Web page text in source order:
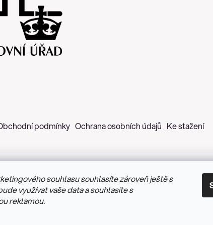
souhlasu souhlasíte zároveň ještě s
využívat vaše data a souhlasíte s
reklamou.
podmínky Ochrana osobních údajů Ke stažení
Z&H Růžičková. Všechna práva vyhrazena. Upravit